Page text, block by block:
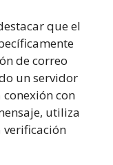
que el
de correo
un servidor
con
utiliza
verificación